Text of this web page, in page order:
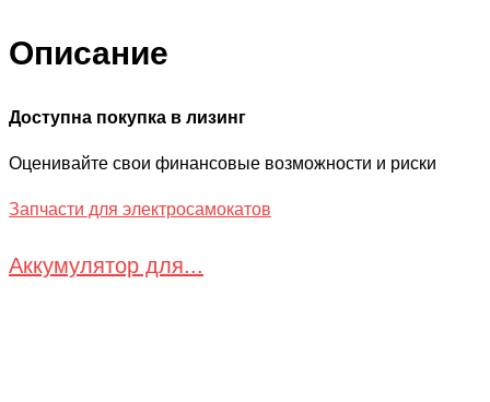
Описание
Доступна покупка в лизинг
Оценивайте свои финансовые возможности и риски
Запчасти для электросамокатов
Аккумулятор для...